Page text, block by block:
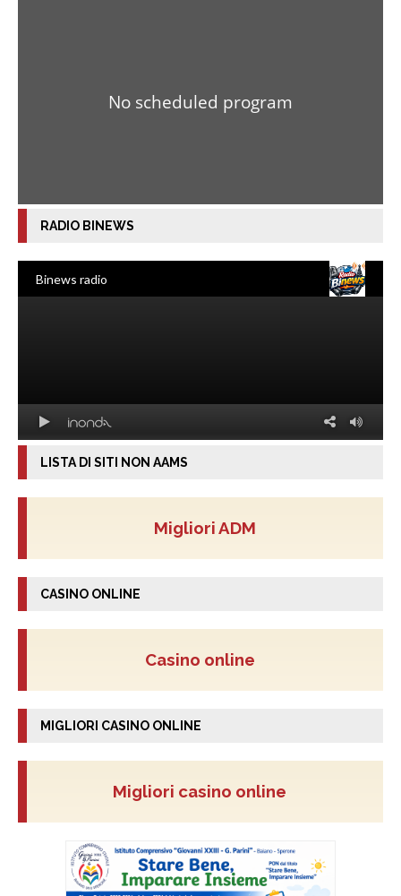
RADIO BINEWS
LISTA DI SITI NON AAMS
Migliori ADM
CASINO ONLINE
Casino online
MIGLIORI CASINO ONLINE
Migliori casino online